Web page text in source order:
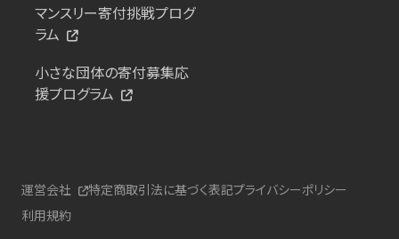
マンスリー寄付挑戦プログ
ラム
小さな団体の寄付募集応
援プログラム
運営会社 特定商取引法に基づく表記プライバシーポリシー
利用規約